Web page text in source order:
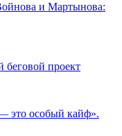
и Мартынова:
беговой проект
это особый кайф».